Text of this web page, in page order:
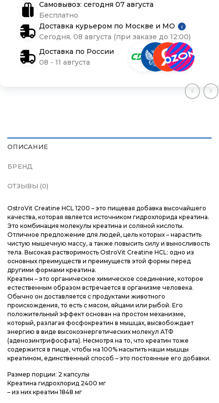
Самовывоз: сегодня 07 августа
Бесплатно
Доставка курьером по Москве и МО
i
Сегодня, 08 августа (при заказе до 12:00)
Доставка по России
08 - 11 августа
ОПИСАНИЕ
БРЕНД
ОТЗЫВЫ (0)
OstroVit Creatine HCL 1200 – это пищевая добавка высочайшего
качества, которая является источником гидрохлорида креатина.
Это комбинация молекулы креатина и соляной кислоты.
Отличное предложение для людей, цель которых – нарастить
чистую мышечную массу, а также повысить силу и выносливость
тела. Высокая растворимость OstroVit Creatine HCL: одно из
основных преимуществ и преимуществ этой формы перед
другими формами креатина.
Креатин – это органическое химическое соединение, которое
естественным образом встречается в организме человека.
Обычно он доставляется с продуктами животного
происхождения, то есть с мясом, яйцами или рыбой. Его
положительный эффект основан на простом механизме,
который, разлагая фосфокреатин в мышцах, высвобождает
энергию в виде высокоэнергетических молекул АТФ
(аденозинтрифосфата). Несмотря на то, что креатин тоже
содержится в пище, чтобы на 100% насытить наши мышцы
креатином, единственный способ – это постоянные его добавки.
Размер порции: 2 капсулы
Креатина гидрохлорид 2400 мг
– из них креатин 1848 мг
Подарочные сертификаты
Магазины
Контакты
Подарочные сертификаты
Магазины
Контакты
Подарочные сертификаты
Магазины
Контакты